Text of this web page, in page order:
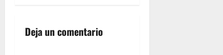
ó
Deja un comentario